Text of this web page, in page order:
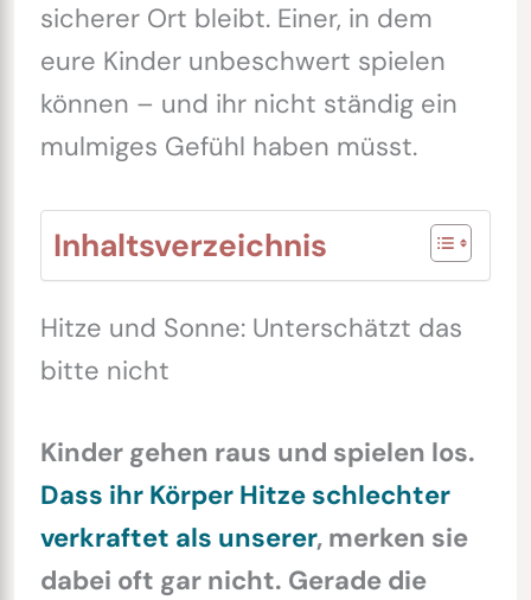
sicherer Ort bleibt. Einer, in dem
eure Kinder unbeschwert spielen
können – und ihr nicht ständig ein
mulmiges Gefühl haben müsst.
Inhaltsverzeichnis
Hitze und Sonne: Unterschätzt das
bitte nicht
Kinder gehen raus und spielen los.
Dass ihr Körper Hitze schlechter
verkraftet als unserer, merken sie
dabei oft gar nicht. Gerade die